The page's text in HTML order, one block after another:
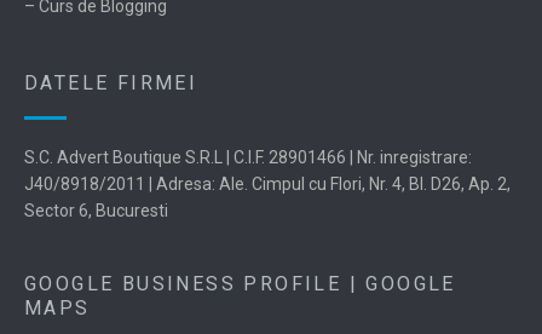
– Curs de Blogging
DATELE FIRMEI
S.C. Advert Boutique S.R.L | C.I.F. 28901466 | Nr. inregistrare:
J40/8918/2011 | Adresa: Ale. Cimpul cu Flori, Nr. 4, Bl. D26, Ap. 2,
Sector 6, Bucuresti
GOOGLE BUSINESS PROFILE | GOOGLE
MAPS